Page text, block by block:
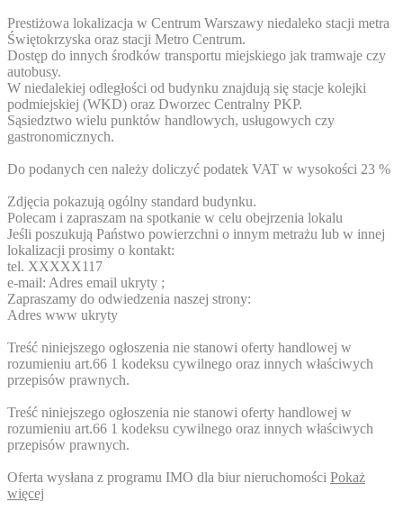
Prestiżowa lokalizacja w Centrum Warszawy niedaleko stacji metra
Świętokrzyska oraz stacji Metro Centrum.
Dostęp do innych środków transportu miejskiego jak tramwaje czy
autobusy.
W niedalekiej odległości od budynku znajdują się stacje kolejki
podmiejskiej (WKD) oraz Dworzec Centralny PKP.
Sąsiedztwo wielu punktów handlowych, usługowych czy
gastronomicznych.
Do podanych cen należy doliczyć podatek VAT w wysokości 23 %
Zdjęcia pokazują ogólny standard budynku.
Polecam i zapraszam na spotkanie w celu obejrzenia lokalu
Jeśli poszukują Państwo powierzchni o innym metrażu lub w innej
lokalizacji prosimy o kontakt:
tel. XXXXX117
e-mail: Adres email ukryty ;
Zapraszamy do odwiedzenia naszej strony:
Adres www ukryty
Treść niniejszego ogłoszenia nie stanowi oferty handlowej w
rozumieniu art.66 1 kodeksu cywilnego oraz innych właściwych
przepisów prawnych.
Treść niniejszego ogłoszenia nie stanowi oferty handlowej w
rozumieniu art.66 1 kodeksu cywilnego oraz innych właściwych
przepisów prawnych.
Oferta wysłana z programu IMO dla biur nieruchomości Pokaż
więcej